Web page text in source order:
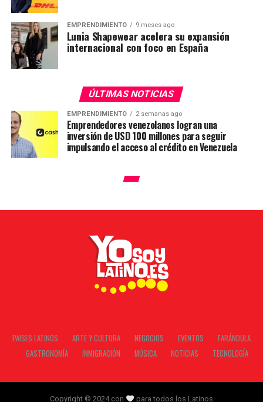
EMPRENDIMIENTO 9 meses ago
Lunia Shapewear acelera su expansión
internacional con foco en España
ÚLTIMAS NOTICIAS
EMPRENDIMIENTO 2 semanas ago
Emprendedores venezolanos logran una
inversión de USD 100 millones para seguir
impulsando el acceso al crédito en Venezuela
PAISES LATINOS ARTE Y CULTURA NEGOCIOS EVENTOS
FARÁNDULA
GASTRONOMÍA
INMIGRACIÓN MÚSICA NOTICIAS TECNOLOGÍA
Copyright © 2024 con para todos los Latinos